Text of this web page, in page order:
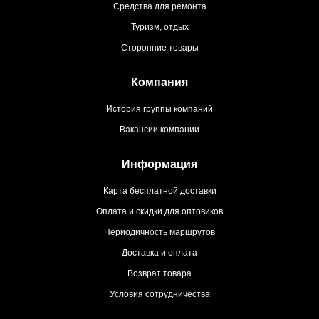
Средства для ремонта
Туризм, отдых
Сторонние товары
Компания
История группы компаний
Вакансии компании
Информация
Карта бесплатной доставки
Оплата и скидки для оптовиков
Периодичность маршрутов
Доставка и оплата
Возврат товара
Условия сотрудничества